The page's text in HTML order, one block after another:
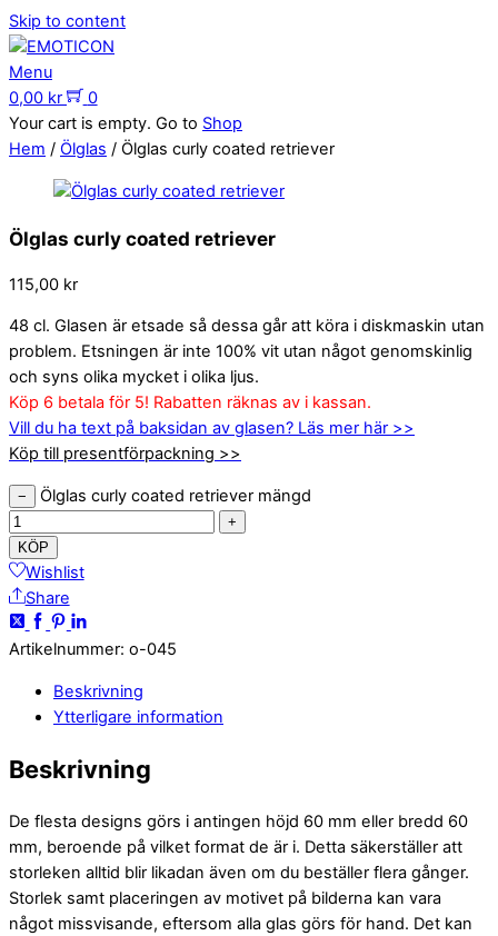
Skip to content
Menu
0,00 kr
0
Your cart is empty. Go to Shop
Hem / Ölglas / Ölglas curly coated retriever
Ölglas curly coated retriever
115,00 kr
48 cl. Glasen är etsade så dessa går att köra i diskmaskin utan
problem. Etsningen är inte 100% vit utan något genomskinlig
och syns olika mycket i olika ljus.
Köp 6 betala för 5! Rabatten räknas av i kassan.
Vill du ha text på baksidan av glasen? Läs mer här >>
Köp till presentförpackning >>
− Ölglas curly coated retriever mängd
+
KÖP
Wishlist
Share
Artikelnummer: o-045
Beskrivning
Ytterligare information
Beskrivning
De flesta designs görs i antingen höjd 60 mm eller bredd 60
mm, beroende på vilket format de är i. Detta säkerställer att
storleken alltid blir likadan även om du beställer flera gånger.
Storlek samt placeringen av motivet på bilderna kan vara
något missvisande, eftersom alla glas görs för hand. Det kan